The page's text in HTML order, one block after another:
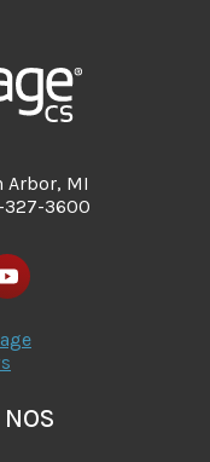
Arbor, MI
327-3600